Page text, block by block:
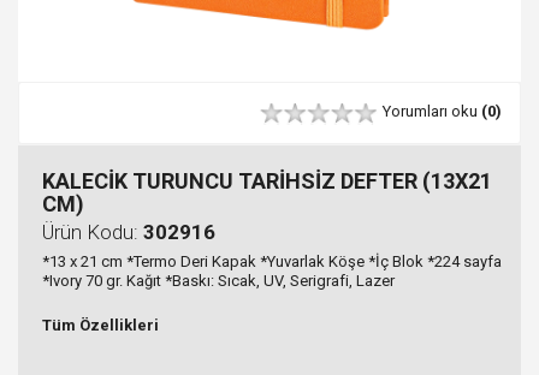
Yorumları oku (0)
KALECİK TURUNCU TARİHSİZ DEFTER (13X21
CM)
Ürün Kodu: 302916
*13 x 21 cm *Termo Deri Kapak *Yuvarlak Köşe *İç Blok *224 sayfa
*Ivory 70 gr. Kağıt *Baskı: Sıcak, UV, Serigrafi, Lazer
Tüm Özellikleri